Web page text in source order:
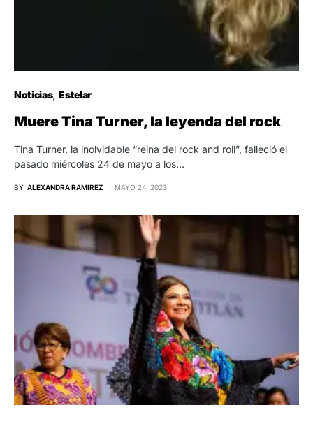
Noticias Estelar
Muere Tina Turner, la leyenda del rock
Tina Turner, la inolvidable “reina del rock and roll”, falleció el
pasado miércoles 24 de mayo a los…
BY ALEXANDRA RAMIREZ MAYO 24, 2023